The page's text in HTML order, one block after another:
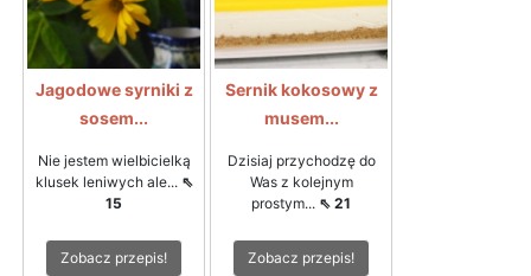
Jagodowe syrniki z
sosem...
Nie jestem wielbicielką
klusek leniwych ale... ⇖
15
Zobacz przepis!
Sernik kokosowy z
musem...
Dzisiaj przychodzę do
Was z kolejnym
prostym... ⇖ 21
Zobacz przepis!